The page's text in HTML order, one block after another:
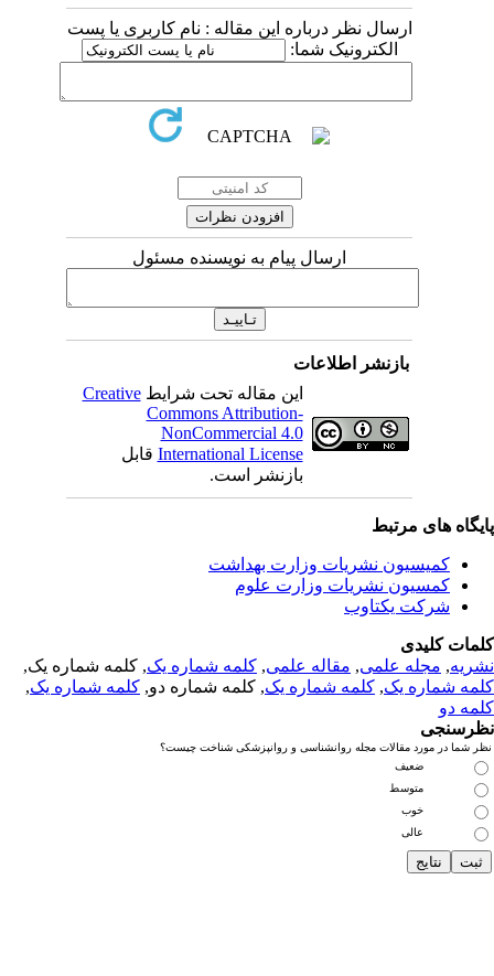
ارسال نظر درباره این مقاله : نام کاربری یا پست
الکترونیک شما:
ارسال پیام به نویسنده مسئول
بازنشر اطلاعات
این مقاله تحت شرایطCreative
Commons Attribution-
NonCommercial 4.0
International Licenseقابل
بازنشر است.
های مرتبط
کمیسیون نشریات وزارت بهداشت
کمسیون نشریات وزارت علوم
شرکت یکتاوب
کلیدی
,مجله علمی, مقاله علمی, کلمه شماره یک, کلمه شماره یک,
شماره یک,کلمه شماره یک, کلمه شماره دو,کلمه شماره یک,
دو
شما در مورد مقالات مجله روانشناسی و روانپزشکی شناخت چیست؟
ضعیف
متوسط
خوب
عالی